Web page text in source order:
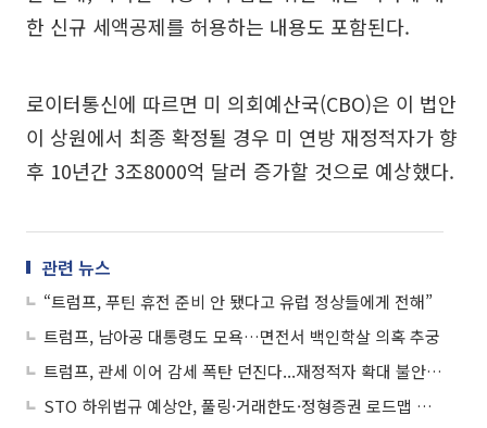
한 신규 세액공제를 허용하는 내용도 포함된다.
로이터통신에 따르면 미 의회예산국(CBO)은 이 법안
이 상원에서 최종 확정될 경우 미 연방 재정적자가 향
후 10년간 3조8000억 달러 증가할 것으로 예상했다.
관련 뉴스
“트럼프, 푸틴 휴전 준비 안 됐다고 유럽 정상들에게 전해”
트럼프, 남아공 대통령도 모욕…면전서 백인학살 의혹 추궁
트럼프, 관세 이어 감세 폭탄 던진다...재정적자 확대 불안에 시장 요동
STO 하위법규 예상안, 풀링·거래한도·정형증권 로드맵 제시